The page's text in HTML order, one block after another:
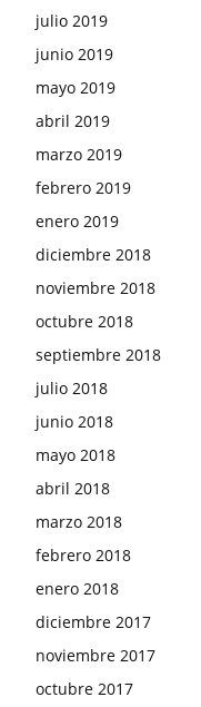
julio 2019
junio 2019
mayo 2019
abril 2019
marzo 2019
febrero 2019
enero 2019
diciembre 2018
noviembre 2018
octubre 2018
septiembre 2018
julio 2018
junio 2018
mayo 2018
abril 2018
marzo 2018
febrero 2018
enero 2018
diciembre 2017
noviembre 2017
octubre 2017